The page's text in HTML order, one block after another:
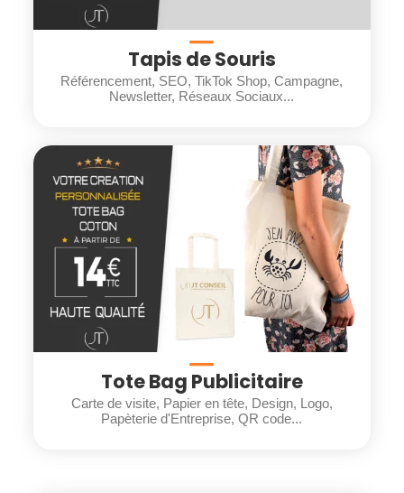
Tapis de Souris
Référencement, SEO, TikTok Shop, Campagne,
Newsletter, Réseaux Sociaux...
Tote Bag Publicitaire
Carte de visite, Papier en tête, Design, Logo,
Papèterie d'Entreprise, QR code...